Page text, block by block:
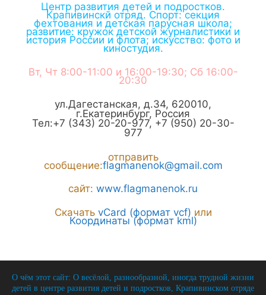
Центр развития детей и подростков.
Крапивинскй отряд. Спорт: секция
фехтования и детская парусная школа;
развитие: кружок детской журналистики и
история России и флота; искусство: фото и
киностудия.
Вт, Чт 8:00-11:00 и 16:00-19:30; Сб 16:00-
20:30
ул.Дагестанская, д.34, 620010,
г.Екатеринбург, Россия
Тел:+7 (343) 20-20-977, +7 (950) 20-30-
977
отправить
сообщение:flagmanenok@gmail.com
сайт: www.flagmanenok.ru
Скачать vCard (формат vcf) или
Координаты (формат kml)
О чём этот сайт: О весёлой, разнообразной, иногда трудной жизни
детей в центре развития детей и подростков, Крапивинском отряде